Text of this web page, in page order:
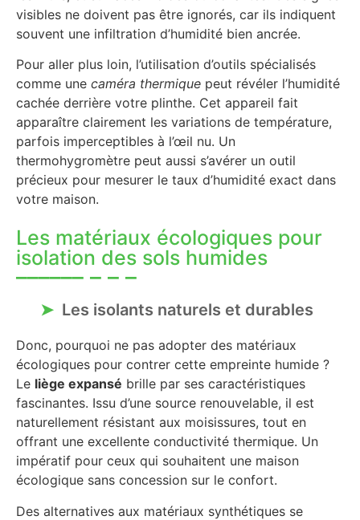
visibles ne doivent pas être ignorés, car ils indiquent
souvent une infiltration d’humidité bien ancrée.
Pour aller plus loin, l’utilisation d’outils spécialisés
comme une caméra thermique peut révéler l’humidité
cachée derrière votre plinthe. Cet appareil fait
apparaître clairement les variations de température,
parfois imperceptibles à l’œil nu. Un
thermohygromètre peut aussi s’avérer un outil
précieux pour mesurer le taux d’humidité exact dans
votre maison.
Les matériaux écologiques pour
isolation des sols humides
Les isolants naturels et durables
Donc, pourquoi ne pas adopter des matériaux
écologiques pour contrer cette empreinte humide ?
Le liège expansé brille par ses caractéristiques
fascinantes. Issu d’une source renouvelable, il est
naturellement résistant aux moisissures, tout en
offrant une excellente conductivité thermique. Un
impératif pour ceux qui souhaitent une maison
écologique sans concession sur le confort.
Des alternatives aux matériaux synthétiques se